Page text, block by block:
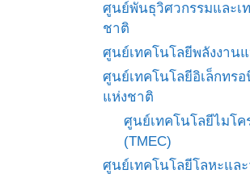
ศูนย์พันธุวิศวกรรมและเ
ชาติ
ศูนย์เทคโนโลยีพลังงาน
ศูนย์เทคโนโลยีอิเล็กทร
แห่งชาติ
ศูนย์เทคโนโลยีไมโค
(TMEC)
ศูนย์เทคโนโลยีโลหะแล